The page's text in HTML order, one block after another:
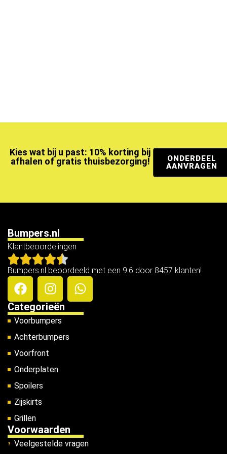
Kies wat bij u past: 10% korting bij
afhalen of gratis thuisbezorging!
ONDERDEEL
AANVRAGEN
Bumpers.nl
Klantbeoordelingen
Bumpers.nl beoordeeld met een 9.6 door 8457 klanten!
Categorieën
Voorbumpers
Achterbumpers
Voorfront
Onderplaten
Spoilers
Zijskirts
Grillen
Voorwaarden
Veelgestelde vragen